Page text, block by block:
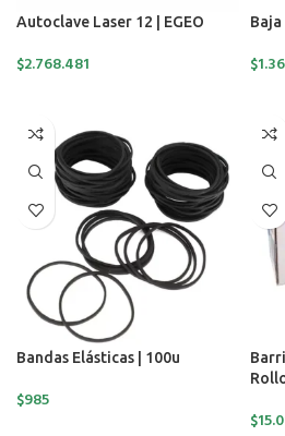
Autoclave Laser 12 | EGEO
$2.768.481 $
Bandas Elásticas | 100u
$985
$